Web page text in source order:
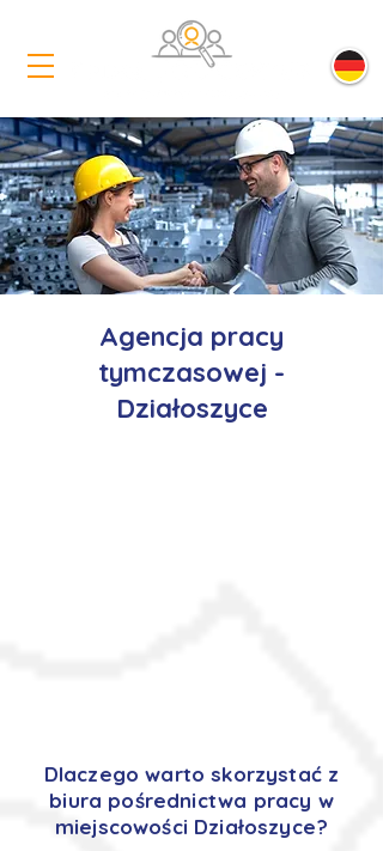
Agencja pracy
tymczasowej -
Działoszyce
Dlaczego warto skorzystać z
biura pośrednictwa pracy w
miejscowości Działoszyce?